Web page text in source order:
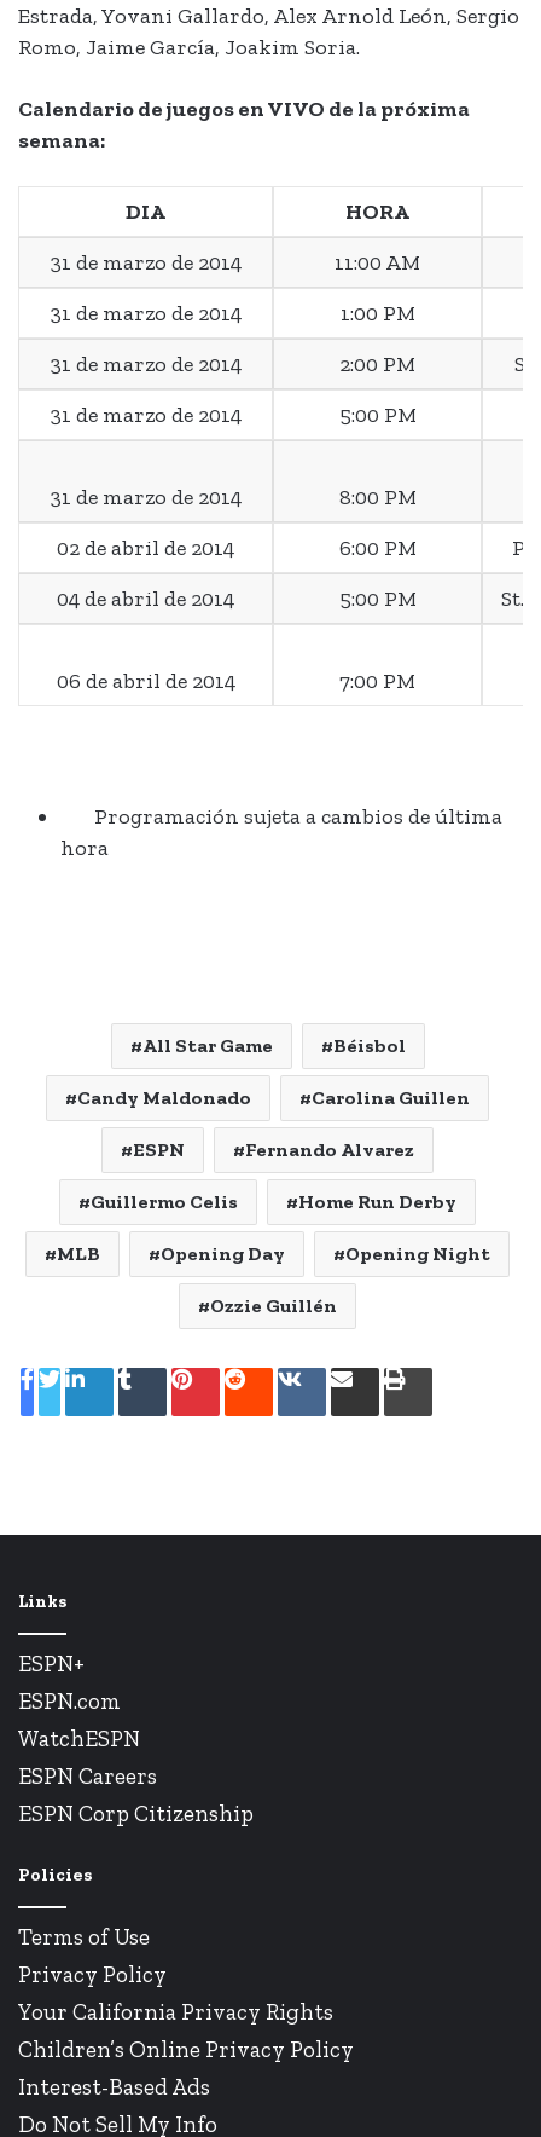
Estrada, Yovani Gallardo, Alex Arnold León, Sergio
Romo, Jaime García, Joakim Soria.
Calendario de juegos en VIVO de la próxima
semana:
DIA
HORA
31 de marzo de 2014
11:00 AM
31 de marzo de 2014
1:00 PM
31 de marzo de 2014
2:00 PM
31 de marzo de 2014
5:00 PM
31 de marzo de 2014 8:00 PM
02 de abril de 2014 6:00 PM
04 de abril de 2014
5:00 PM St.
06 de abril de 2014 7:00 PM
Programación sujeta a cambios de última
hora
All Star Game Béisbol
Candy Maldonado Carolina Guillen
ESPN Fernando Alvarez
Guillermo Celis Home Run Derby
MLB Opening Day Opening Night
Ozzie Guillén
LinkedIn
TumblrPinterestRedditVKontakte
SharePrint
Links
ESPN+
ESPN.com
WatchESPN
ESPN Careers
ESPN Corp Citizenship
Policies
Terms of Use
Privacy Policy
Your California Privacy Rights
Children’s Online Privacy Policy
Interest-Based Ads
Do Not Sell My Info